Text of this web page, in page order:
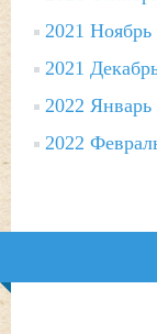
2021 Ноябрь
2021
2022 Январь
2022